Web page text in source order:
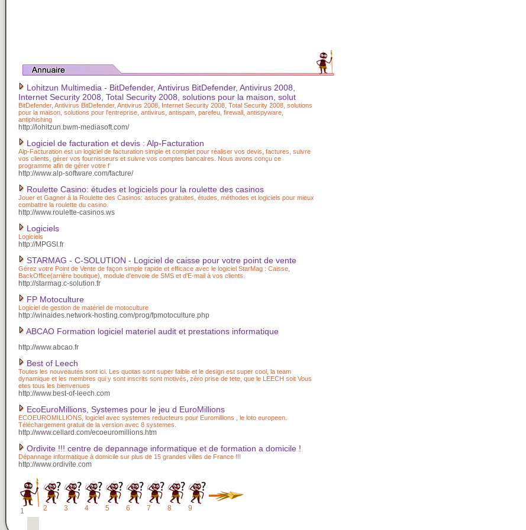
Lohitzun Multimedia - BitDefender, Antivirus BitDefender, Antivirus 2008,
Internet Security 2008, Total Security 2008, solutions pour la maison, solut
BitDefender, Antivirus BitDefender, Antivirus 2008, Internet Security 2008, Total Security 2008, solutions
pour la maison, solutions pour l'entreprise, antivirus, antispam, parefeu, firewall, antispyware,
antiphishing
http://lohitzun.bwm-mediasoft.com/
Logiciel de facturation et devis : Alp-Facturation
Alp-Facturation est un logiciel de facturation simple et complet pour réaliser vos devis, factures, suivre
vos clients, gérer vos fournisseurs et suivre vos comptes bancaires. Nous avons conçu ce
programme afin de gérer votre f
http://www.alp-software.com/facture/
Roulette Casino: études et logiciels pour la roulette des casinos
Jouer et Gagner à la Roulette des Casinos: astuces gratuites, études, méthodes et logiciels pour mieux
combattre la roulette du casino.
http://www.roulette-casinos.ws
Logiciels
Logiciels
http://MPGSI.fr
STARMAG - C-SOLUTION - Logiciel de caisse pour votre point de vente
Gérez votre Point de Vente de façon simple rapide et efficace avec le logiciel StarMag : Caisse,
BackOffice(arrière boutique), module d'envoie de SMS et d'E-mail à vos clients.
http://starmag.c-solution.fr
FP Motoculture
Logiciel de gestion de matériel de motoculture
http://winaides.network-hosting.com/prog/fpmotoculture.php
ABCAO Formation logiciel materiel audit et prestations informatique
http://www.abcao.fr
Best of Leech
Toutes les nouveautés sont ici. Les quotas sont super faible et le design est super cool, la team
dynamique et les membres qui y sont inscrits sont motivés, zéro prise de tete, que le LEECH soit Vous
etes tous les bienvenues
http://www.best-of-leech.com
EcoEuroMillions, Systemes pour le jeu d EuroMillions
ECOEUROMILLIONS, logiciel avec systemes reducteurs pour Euromillions , le loto europeen.
Téléchargement gratuit de la version avec 8 systemes.
http://www.cellard.com/ecoeuromillions.htm
Ordivite !!! centre de depannage informatique et de formation a domicile !
Dépannage informatique à domicile sur plus de 15 grandes villes de France !!!
http://www.ordivite.com
1 2 3 4 5 6 7 8 9